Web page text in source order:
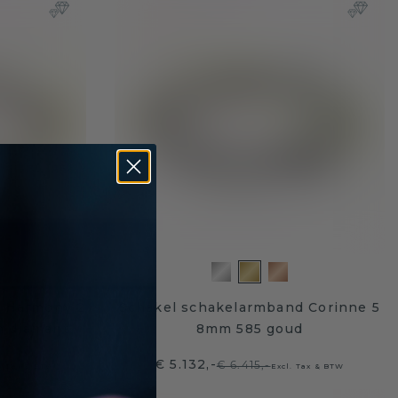
Schakel schakelarmband Corinne 5
8mm 585 goud
€ 5.132,-€ 6.415,-Excl. Tax & BTW